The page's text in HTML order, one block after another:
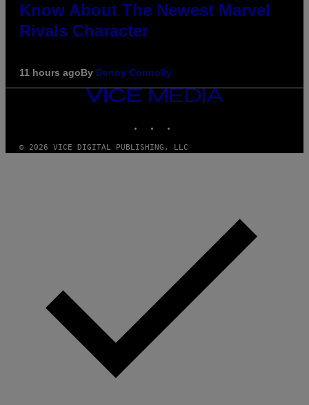
Know About The Newest Marvel
Rivals Character
11 hours agoBy Denny Connolly
VICE
© 2026 VICE DIGITAL PUBLISHING, LLC